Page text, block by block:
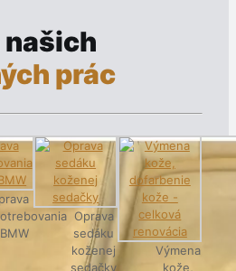
našich
prác
Oprava
sedáku
koženej
sedačky
Výmena
kože,